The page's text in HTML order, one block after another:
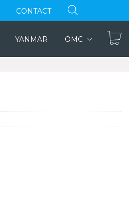
CONTACT
YANMAR OMC